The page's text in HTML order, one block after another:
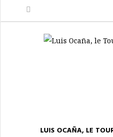
LUIS OCAÑA, LE